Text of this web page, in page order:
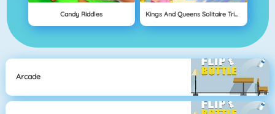
Candy Riddles Kings And Queens Solitaire Tripeaks
Arcade